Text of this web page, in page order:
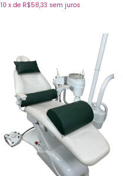
10 x de R$58,33 sem juros